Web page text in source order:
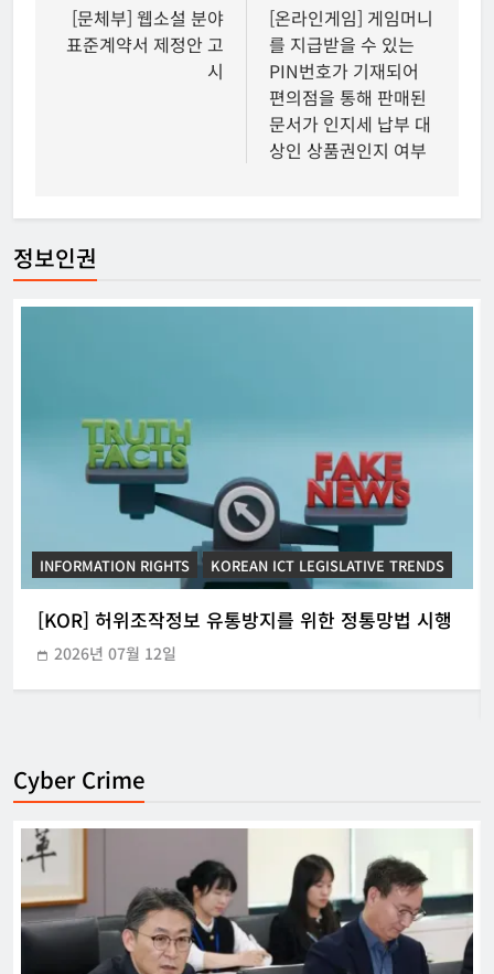
탐
색
[문체부] 웹소설 분야
표준계약서 제정안 고
시
[온라인게임] 게임머니
를 지급받을 수 있는
PIN번호가 기재되어
편의점을 통해 판매된
문서가 인지세 납부 대
상인 상품권인지 여부
정보인권
INFORMATION RIGHTS KOREAN ICT LEGISLATIVE TRENDS
[KOR] 허위조작정보 유통방지를 위한 정통망법 시행
2026년 07월 12일
Cyber Crime